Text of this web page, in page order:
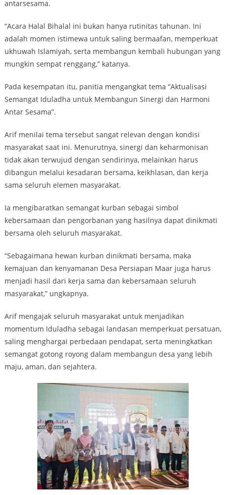
antarsesama.
“Acara Halal Bihalal ini bukan hanya rutinitas tahunan. Ini
adalah momen istimewa untuk saling bermaafan, memperkuat
ukhuwah Islamiyah, serta membangun kembali hubungan yang
mungkin sempat renggang,” katanya.
Pada kesempatan itu, panitia mengangkat tema “Aktualisasi
Semangat Iduladha untuk Membangun Sinergi dan Harmoni
Antar Sesama”.
Arif menilai tema tersebut sangat relevan dengan kondisi
masyarakat saat ini. Menurutnya, sinergi dan keharmonisan
tidak akan terwujud dengan sendirinya, melainkan harus
dibangun melalui kesadaran bersama, keikhlasan, dan kerja
sama seluruh elemen masyarakat.
Ia mengibaratkan semangat kurban sebagai simbol
kebersamaan dan pengorbanan yang hasilnya dapat dinikmati
bersama oleh seluruh masyarakat.
“Sebagaimana hewan kurban dinikmati bersama, maka
kemajuan dan kenyamanan Desa Persiapan Maar juga harus
menjadi hasil dari kerja sama dan kebersamaan seluruh
masyarakat,” ungkapnya.
Arif mengajak seluruh masyarakat untuk menjadikan
momentum Iduladha sebagai landasan memperkuat persatuan,
saling menghargai perbedaan pendapat, serta meningkatkan
semangat gotong royong dalam membangun desa yang lebih
maju, aman, dan sejahtera.